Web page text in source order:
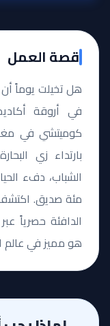
قصة العمل
هل تخيلت يوماً
في أروقة
كوميتشي في
بارتداء زي
الشباب، دفء
مئة صديق. اكتشف
الدافئة حصرياً
هو مميز في عالم